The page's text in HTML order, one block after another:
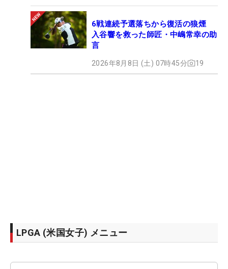
6戦連続予選落ちから復活の狼煙
入谷響を救った師匠・中嶋常幸の助
言
2026年8月8日 (土) 07時45分 19
LPGA (米国女子) メニュー